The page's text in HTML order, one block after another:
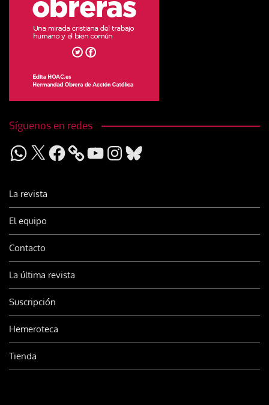
Síguenos en redes
WhatsApp
X Facebook YouTubeInstagram
Bluesky
La revista
El equipo
Contacto
La última revista
Suscripción
Hemeroteca
Tienda